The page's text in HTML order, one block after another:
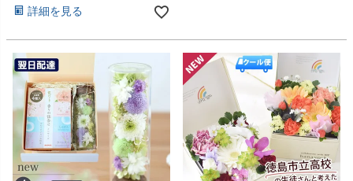
詳細を見る